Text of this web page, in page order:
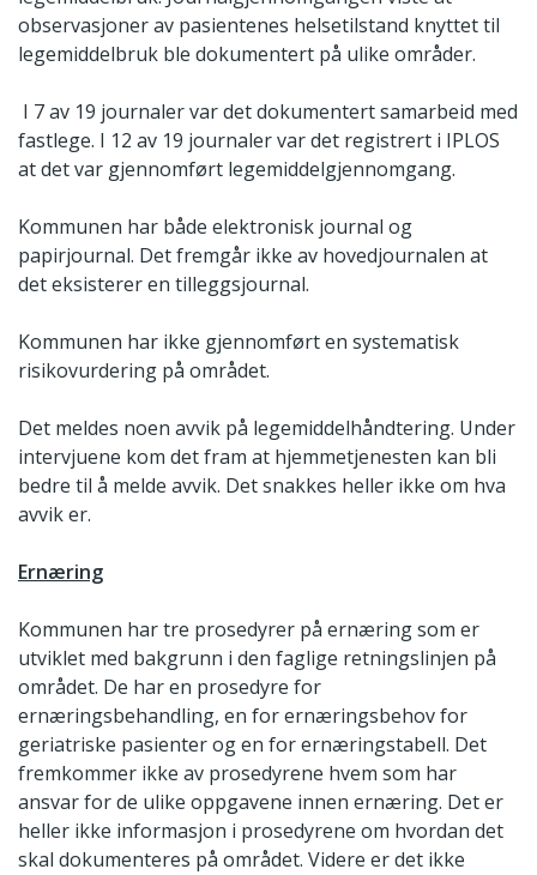
observasjoner av pasientenes helsetilstand knyttet til
legemiddelbruk ble dokumentert på ulike områder.
I 7 av 19 journaler var det dokumentert samarbeid med
fastlege. I 12 av 19 journaler var det registrert i IPLOS
at det var gjennomført legemiddelgjennomgang.
Kommunen har både elektronisk journal og
papirjournal. Det fremgår ikke av hovedjournalen at
det eksisterer en tilleggsjournal.
Kommunen har ikke gjennomført en systematisk
risikovurdering på området.
Det meldes noen avvik på legemiddelhåndtering. Under
intervjuene kom det fram at hjemmetjenesten kan bli
bedre til å melde avvik. Det snakkes heller ikke om hva
avvik er.
Ernæring
Kommunen har tre prosedyrer på ernæring som er
utviklet med bakgrunn i den faglige retningslinjen på
området. De har en prosedyre for
ernæringsbehandling, en for ernæringsbehov for
geriatriske pasienter og en for ernæringstabell. Det
fremkommer ikke av prosedyrene hvem som har
ansvar for de ulike oppgavene innen ernæring. Det er
heller ikke informasjon i prosedyrene om hvordan det
skal dokumenteres på området. Videre er det ikke